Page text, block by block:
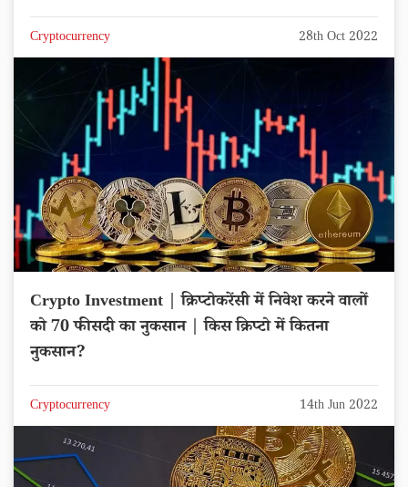
Cryptocurrency 28th Oct 2022
Crypto Investment | क्रिप्टोकरेंसी में निवेश करने वालों
को 70 फीसदी का नुकसान | किस क्रिप्टो में कितना
नुकसान?
Cryptocurrency 14th Jun 2022